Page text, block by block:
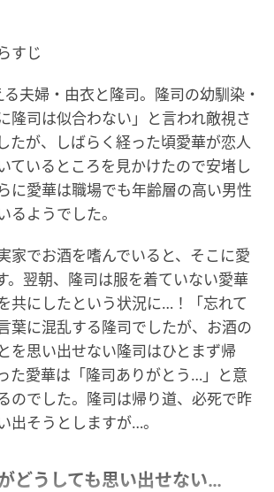
すじ
夫婦・由衣と隆司。隆司の幼馴染・
隆司は似合わない」と言われ敵視さ
たが、しばらく経った頃愛華が恋人
ているところを見かけたので安堵し
に愛華は職場でも年齢層の高い男性
るようでした。
家でお酒を嗜んでいると、そこに愛
。翌朝、隆司は服を着ていない愛華
共にしたという状況に…！「忘れて
葉に混乱する隆司でしたが、お酒の
を思い出せない隆司はひとまず帰
た愛華は「隆司ありがとう…」と意
のでした。隆司は帰り道、必死で昨
出そうとしますが…。
どうしても思い出せない…